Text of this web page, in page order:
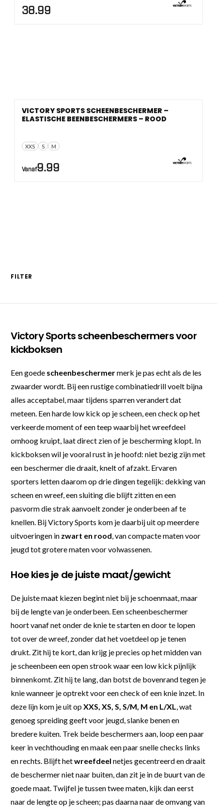
38.99
XXS S M
VICTORY SPORTS SCHEENBESCHERMER –
ELASTISCHE BEENBESCHERMERS – ROOD
Vanaf9.99
FILTER
Victory Sports scheenbeschermers voor
kickboksen
Een goede scheenbeschermermerk je pas echt als de les
zwaarder wordt. Bij een rustige combinatiedrill voelt bijna
alles acceptabel, maar tijdens sparren verandert dat
meteen. Een harde low kick op je scheen, een check op het
verkeerde moment of een teep waarbij het wreefdeel
omhoog kruipt, laat direct zien of je bescherming klopt. In
kickboksen wil je vooral rust in je hoofd: niet bezig zijn met
een beschermer die draait, knelt of afzakt. Ervaren
sporters letten daarom op drie dingen tegelijk: dekking van
scheen en wreef, een sluiting die blijft zitten en een
pasvorm die strak aanvoelt zonder je onderbeen af te
knellen. Bij Victory Sports kom je daarbij uit op meerdere
uitvoeringen in zwart en rood, van compacte maten voor
jeugd tot grotere maten voor volwassenen.
Hoe kies je de juiste maat/gewicht
De juiste maat kiezen begint niet bij je schoenmaat, maar
bij de lengte van je onderbeen. Een scheenbeschermer
hoort vanaf net onder de knie te starten en door te lopen
tot over de wreef, zonder dat het voetdeel op je tenen
drukt. Zit hij te kort, dan krijg je precies op het midden van
je scheenbeen een open strook waar een low kick pijnlijk
binnenkomt. Zit hij te lang, dan botst de bovenrand tegen je
knie wanneer je optrekt voor een check of een knie inzet. In
deze lijn kom je uit opXXS, XS, S, S/M, M en L/XL, wat
genoeg spreiding geeft voor jeugd, slanke benen en
bredere kuiten. Trek beide beschermers aan, loop een paar
keer in vechthouding en maak een paar snelle checks links
en rechts. Blijft hetwreefdeel netjes gecentreerd en draait
de beschermer niet naar buiten, dan zit je in de buurt van de
goede maat. Twijfel je tussen twee maten, kijk dan eerst
naar de lengte op je scheen; pas daarna naar de omvang van